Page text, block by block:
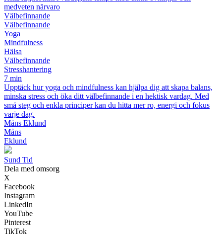
medveten närvaro
Välbefinnande
Välbefinnande
Yoga
Mindfulness
Hälsa
Välbefinnande
Stresshantering
7 min
Upptäck hur yoga och mindfulness kan hjälpa dig att skapa balans,
minska stress och öka ditt välbefinnande i en hektisk vardag. Med
små steg och enkla principer kan du hitta mer ro, energi och fokus
varje dag.
Måns Eklund
Måns
Eklund
Sund Tid
Dela med omsorg
X
Facebook
Instagram
LinkedIn
YouTube
Pinterest
TikTok